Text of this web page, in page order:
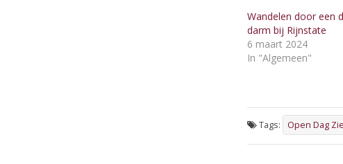
Wandelen door een
darm bij Rijnstate
6 maart 2024
In "Algemeen"
Tags: Open Dag